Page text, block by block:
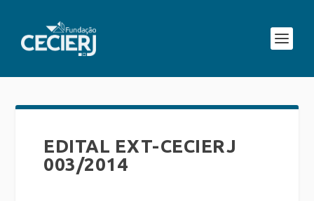
EDITAL EXT-CECIERJ
003/2014